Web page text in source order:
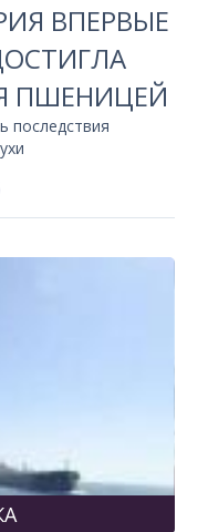
ВПЕРВЫЕ
ПШЕНИЦЕЙ
последствия